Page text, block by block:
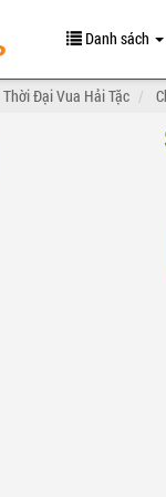
Danh sách
Đại Vua Hải Tặc